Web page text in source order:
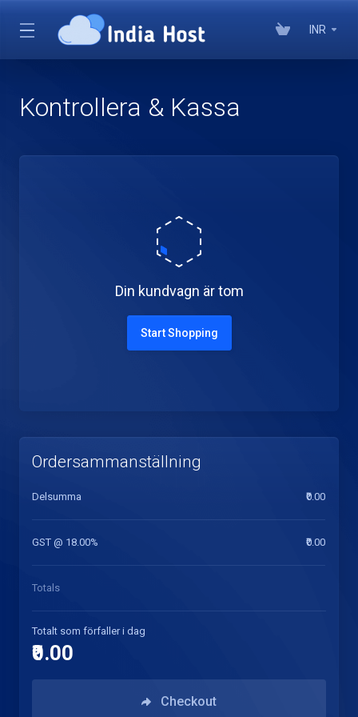
INR
Kontrollera & Kassa
Din kundvagn är tom
Start Shopping
Ordersammanställning
Delsumma ₹0.00
GST @ 18.00% ₹0.00
Totals
Totalt som förfaller i dag
₹0.00
Checkout